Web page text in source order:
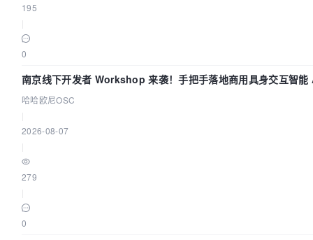
195
0
南京线下开发者 Workshop 来袭！手把手落地商用具身交互智
哈哈欧尼OSC
2026-08-07
279
0